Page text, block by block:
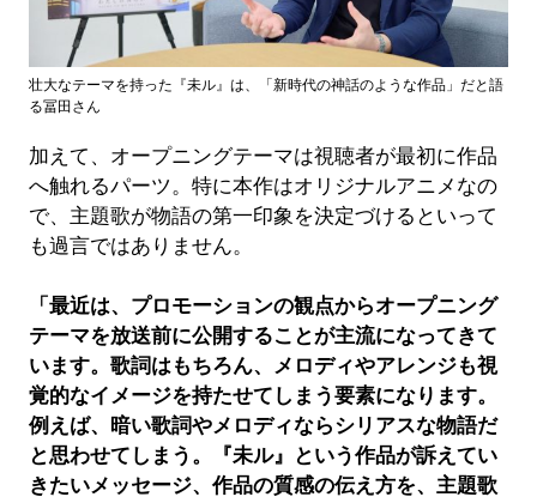
壮大なテーマを持った『未ル』は、「新時代の神話のような作品」だと語
る冨田さん
加えて、オープニングテーマは視聴者が最初に作品
へ触れるパーツ。特に本作はオリジナルアニメなの
で、主題歌が物語の第一印象を決定づけるといって
も過言ではありません。
「最近は、プロモーションの観点からオープニング
テーマを放送前に公開することが主流になってきて
います。歌詞はもちろん、メロディやアレンジも視
覚的なイメージを持たせてしまう要素になります。
例えば、暗い歌詞やメロディならシリアスな物語だ
と思わせてしまう。『未ル』という作品が訴えてい
きたいメッセージ、作品の質感の伝え方を、主題歌